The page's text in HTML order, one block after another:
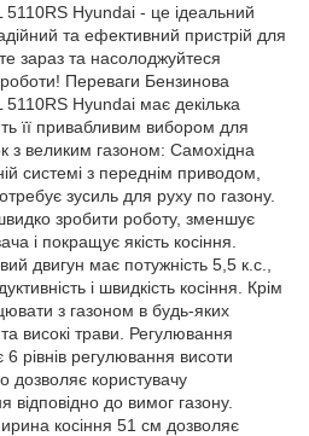
5110RS Hyundai - це ідеальний
та ефективний пристрій для
зараз та насолоджуйтеся
Переваги Бензинова
5110RS Hyundai має декілька
її привабливим вибором для
з великим газоном: Самохідна
системі з переднім приводом,
зусиль для руху по газону.
зробити роботу, зменшує
і покращує якість косіння.
двигун має потужність 5,5 к.с.,
і швидкість косіння. Крім
з газоном в будь-яких
високі трави. Регулювання
рівнів регулювання висоти
дозволяє користувачу
відповідно до вимог газону.
косіння 51 см дозволяє